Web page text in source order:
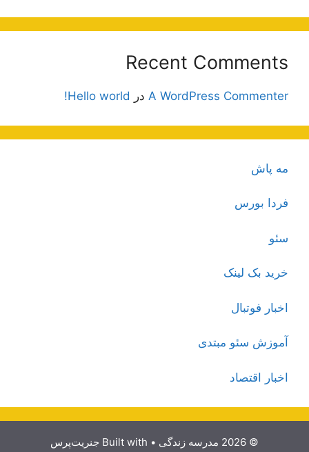
Recent Comments
A WordPress Commenter در Hello world!
مه پاش
فردا بورس
سئو
خرید بک لینک
اخبار فوتبال
آموزش سئو مبتدی
اخبار اقتصاد
© 2026 مدرسه زندگی • Built with جنریت‌پرس